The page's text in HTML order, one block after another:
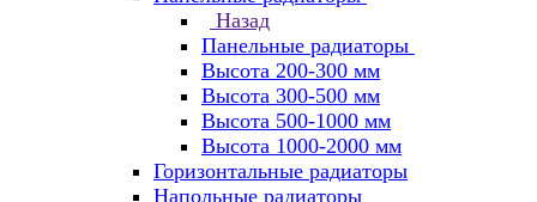
Назад
Панельные радиаторы
Высота 200-300 мм
Высота 300-500 мм
Высота 500-1000 мм
Высота 1000-2000 мм
Горизонтальные радиаторы
Напольные радиаторы